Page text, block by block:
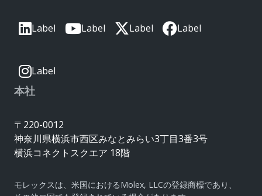
Label Label Label Label
Label
本社
〒220-0012
神奈川県横浜市西区みなとみらい3丁目3番3号
横浜コネクトスクエア 18階
モレックスは、米国におけるMolex, LLCの登録商標であり、